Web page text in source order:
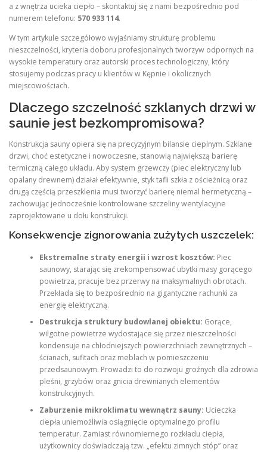
a z wnętrza ucieka ciepło – skontaktuj się z nami bezpośrednio pod
numerem telefonu: 570 933 114.
W tym artykule szczegółowo wyjaśniamy strukturę problemu
nieszczelności, kryteria doboru profesjonalnych tworzyw odpornych na
wysokie temperatury oraz autorski proces technologiczny, który
stosujemy podczas pracy u klientów w Kępnie i okolicznych
miejscowościach.
Dlaczego szczelność szklanych drzwi w
saunie jest bezkompromisowa?
Konstrukcja sauny opiera się na precyzyjnym bilansie cieplnym. Szklane
drzwi, choć estetyczne i nowoczesne, stanowią największą barierę
termiczną całego układu. Aby system grzewczy (piec elektryczny lub
opalany drewnem) działał efektywnie, styk tafli szkła z ościeżnicą oraz
drugą częścią przeszklenia musi tworzyć barierę niemal hermetyczną –
zachowując jednocześnie kontrolowane szczeliny wentylacyjne
zaprojektowane u dołu konstrukcji.
Konsekwencje zignorowania zużytych uszczelek:
Ekstremalne straty energii i wzrost kosztów: Piec
saunowy, starając się zrekompensować ubytki masy gorącego
powietrza, pracuje bez przerwy na maksymalnych obrotach.
Przekłada się to bezpośrednio na gigantyczne rachunki za
energię elektryczną.
Destrukcja struktury budowlanej obiektu: Gorące,
wilgotne powietrze wydostające się przez nieszczelności
kondensuje na chłodniejszych powierzchniach zewnętrznych –
ścianach, sufitach oraz meblach w pomieszczeniu
przedsaunowym. Prowadzi to do rozwoju groźnych dla zdrowia
pleśni, grzybów oraz gnicia drewnianych elementów
konstrukcyjnych.
Zaburzenie mikroklimatu wewnątrz sauny: Ucieczka
ciepła uniemożliwia osiągnięcie optymalnego profilu
temperatur. Zamiast równomiernego rozkładu ciepła,
użytkownicy doświadczają tzw. „efektu zimnych stóp” oraz